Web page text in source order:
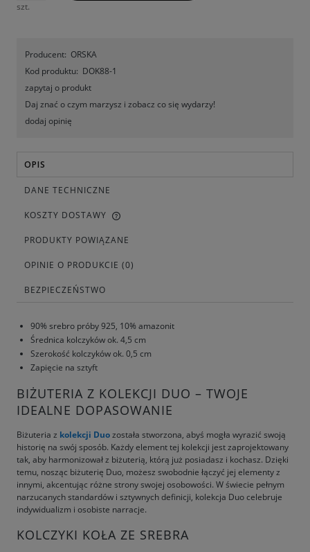
szt.
Producent: ORSKA
Kod produktu: DOK88-1
zapytaj o produkt
Daj znać o czym marzysz i zobacz co się wydarzy!
dodaj opinię
OPIS
DANE TECHNICZNE
KOSZTY DOSTAWY
PRODUKTY POWIĄZANE
OPINIE O PRODUKCIE (0)
BEZPIECZEŃSTWO
90% srebro próby 925, 10% amazonit
Średnica kolczyków ok. 4,5 cm
Szerokość kolczyków ok. 0,5 cm
Zapięcie na sztyft
BIŻUTERIA Z KOLEKCJI DUO – TWOJE
IDEALNE DOPASOWANIE
Biżuteria z kolekcji Duozostała stworzona, abyś mogła wyrazić swoją
historię na swój sposób. Każdy element tej kolekcji jest zaprojektowany
tak, aby harmonizował z biżuterią, którą już posiadasz i kochasz. Dzięki
temu, nosząc biżuterię Duo, możesz swobodnie łączyć jej elementy z
innymi, akcentując różne strony swojej osobowości. W świecie pełnym
narzucanych standardów i sztywnych definicji, kolekcja Duo celebruje
indywidualizm i osobiste narracje.
KOLCZYKI KOŁA ZE SREBRA